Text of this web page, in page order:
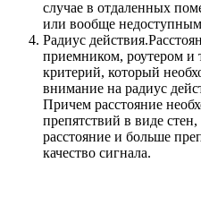
случае в отдаленных
или вообще
Радиус
приемником, роутером и
критерий, который
внимание на радиус
Причем расстояние
препятствий в виде
расстояние и больше
качество сигнала.